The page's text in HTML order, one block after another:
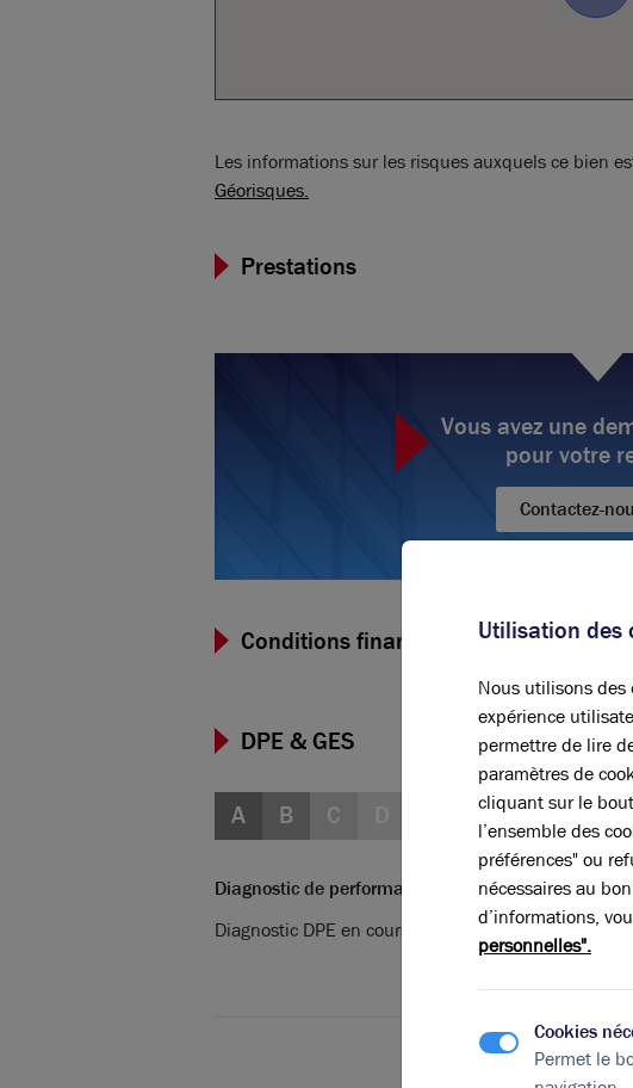
Les informations sur les risques auxquels ce bien
Géorisques.
Prestations
Vous avez une
pour votre
Contactez-
Conditions financières et dispositions
DPE & GES
A B C F G
Diagnostic de performance énergétique
Diagnostic DPE en cours
A
Utilisation des
Nous utilisons des
expérience
permettre de lire
paramètres de
cliquant sur le
l’ensemble des
préférences" ou
nécessaires au
d’informations,
personnelles".
Cookies
Permet le